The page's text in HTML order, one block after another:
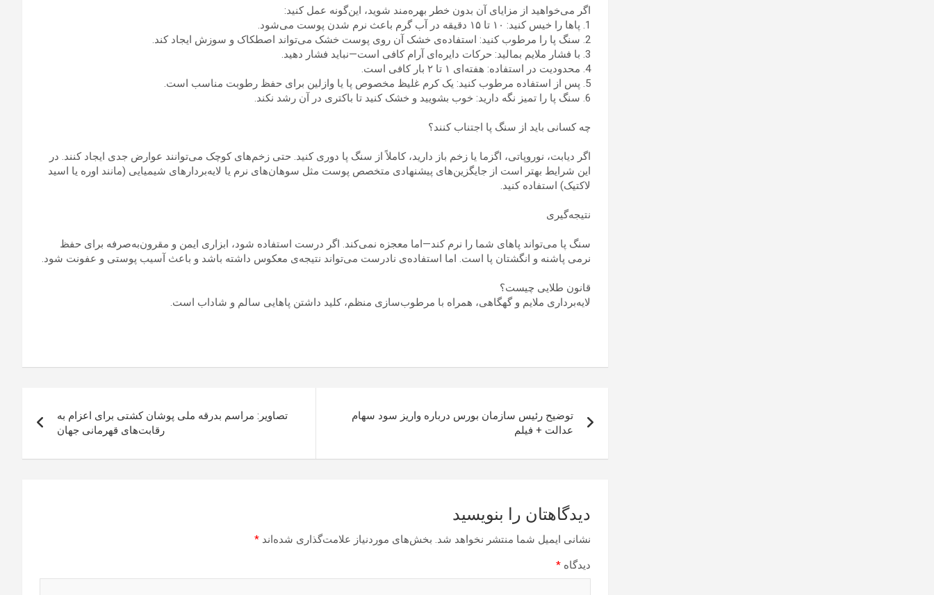
اگر می‌خواهید از مزایای آن بدون خطر بهره‌مند شوید، این‌گونه عمل کنید:
1. پاها را خیس کنید: ۱۰ تا ۱۵ دقیقه در آب گرم باعث نرم شدن پوست می‌شود.
2. سنگ پا را مرطوب کنید: استفاده‌ی خشک آن روی پوست خشک می‌تواند اصطکاک و سوزش ایجاد کند.
3. با فشار ملایم بمالید: حرکات دایره‌ای آرام کافی است—نباید فشار دهید.
4. محدودیت در استفاده: هفته‌ای ۱ تا ۲ بار کافی است.
5. پس از استفاده مرطوب کنید: یک کرم غلیظ مخصوص پا یا وازلین برای حفظ رطوبت مناسب است.
6. سنگ پا را تمیز نگه دارید: خوب بشویید و خشک کنید تا باکتری در آن رشد نکند.
چه کسانی باید از سنگ پا اجتناب کنند؟
اگر دیابت، نوروپاتی، اگزما یا زخم باز دارید، کاملاً از سنگ پا دوری کنید. حتی زخم‌های کوچک می‌توانند عوارض جدی ایجاد کنند. در
این شرایط بهتر است از جایگزین‌های پیشنهادی متخصص پوست مثل سوهان‌های نرم یا لایه‌بردارهای شیمیایی (مانند اوره یا اسید
لاکتیک) استفاده کنید.
نتیجه‌گیری
سنگ پا می‌تواند پاهای شما را نرم کند—اما معجزه نمی‌کند. اگر درست استفاده شود، ابزاری ایمن و مقرون‌به‌صرفه برای حفظ
نرمی پاشنه و انگشتان پا است. اما استفاده‌ی نادرست می‌تواند نتیجه‌ی معکوس داشته باشد و باعث آسیب پوستی و عفونت شود.
قانون طلایی چیست؟
لایه‌برداری ملایم و گهگاهی، همراه با مرطوب‌سازی منظم، کلید داشتن پاهایی سالم و شاداب است.
نوشته
توضیح رئیس سازمان بورس درباره واریز سود سهام
عدالت + فیلم
تصاویر: مراسم بدرقه ملی پوشان کشتی برای اعزام به
رقابت‌های قهرمانی جهان
دیدگاهتان را بنویسید
نشانی ایمیل شما منتشر نخواهد شد. بخش‌های موردنیاز علامت‌گذاری شده‌اند *
دیدگاه *